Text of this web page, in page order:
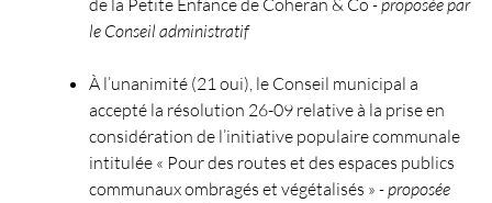
le Conseil administratif
À l’unanimité (21 oui), le Conseil municipal a
accepté la résolution 26-09 relative à la prise en
considération de l’initiative populaire communale
intitulée « Pour des routes et des espaces publics
communaux ombragés et végétalisés » - proposée